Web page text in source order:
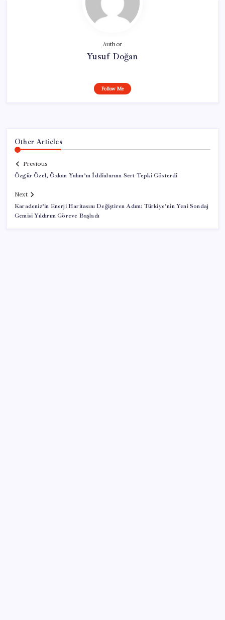
Author
Yusuf Doğan
Follow Me
Other Articles
Previous
Özgür Özel, Özkan Yalım’ın İddialarına Sert Tepki Gösterdi
Next
Karadeniz’in Enerji Haritasını Değiştiren Adım: Türkiye’nin Yeni Sondaj
Gemisi Yıldırım Göreve Başladı